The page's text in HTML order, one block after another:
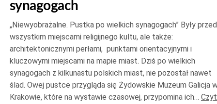
synagogach
„Niewyobrażalne. Pustka po wielkich synagogach” Były
wszystkim miejscami religijnego kultu, ale także:
architektonicznymi perłami, punktami orientacyjnymi i
kluczowymi miejscami na mapie miast. Dziś po wielkich
synagogach z kilkunastu polskich miast, nie pozostał nawet
ślad. Owej pustce przygląda się Żydowskie Muzeum Galicja
Krakowie, które na wystawie czasowej, przypomina ich…